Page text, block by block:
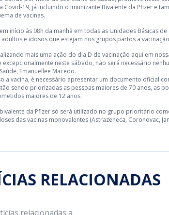
Covid-19, já incluindo o imunizante Bivalente da Pfizer e
de vacinas.
início às 08h da manhã em todas as Unidades Básicas
adultos e idosos que estejam nos grupos partos a
mais uma ação do dia D de vacinação aqui em
excepcionalmente neste sábado, não será necessário
Emanuellee Macedo.
a vacina, é necessário apresentar um documento oficial
sendo priorizadas as pessoas maiores de 70 anos, as
maiores de 12 anos.
da Pfizer só será utilizado no grupo prioritário
das vacinas monovalentes (Astrazeneca, Coronovac,
RELACIONADAS
relacionadas a